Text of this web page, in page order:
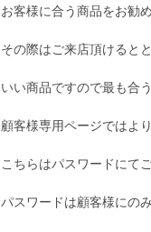
お客様に合う商品をお勧
その際はご来店頂けると
いい商品ですので最も合
顧客様専用ページではよ
こちらはパスワードにて
パスワードは顧客様にの